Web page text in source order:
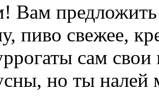
Вам
пиво свежее,
сам
но ты налей